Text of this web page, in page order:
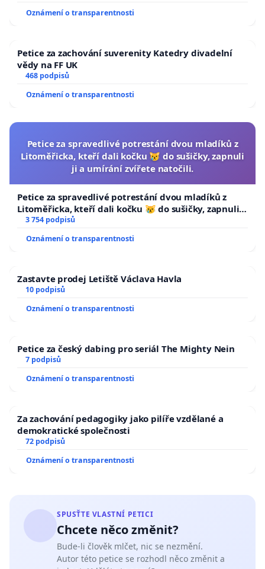
Oznámení o transparentnosti
Petice za zachování suverenity Katedry divadelní
vědy na FF UK
468 podpisů
Oznámení o transparentnosti
Petice za spravedlivé potrestání dvou mladíků z
Litoměřicka, kteří dali kočku 😿 do sušičky, zapnuli
ji a umírání zvířete natočili.
Petice za spravedlivé potrestání dvou mladíků z
Litoměřicka, kteří dali kočku 😿 do sušičky, zapnuli ji
a umírání zvířete natočili.
3 754 podpisů
Oznámení o transparentnosti
Zastavte prodej Letiště Václava Havla
10 podpisů
Oznámení o transparentnosti
Petice za český dabing pro seriál The Mighty Nein
7 podpisů
Oznámení o transparentnosti
Za zachování pedagogiky jako pilíře vzdělané a
demokratické společnosti
72 podpisů
Oznámení o transparentnosti
SPUSŤTE VLASTNÍ PETICI
Chcete něco změnit?
Bude-li člověk mlčet, nic se nezmění.
Autor této petice se rozhodl něco změnit a